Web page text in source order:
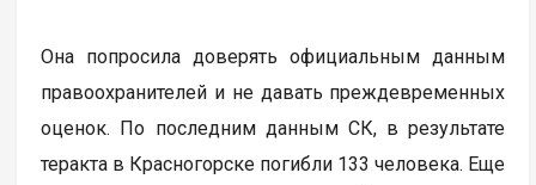
Она попросила доверять официальным данным
правоохранителей и не давать преждевременных
оценок. По последним данным СК, в результате
теракта в Красногорске погибли 133 человека. Еще